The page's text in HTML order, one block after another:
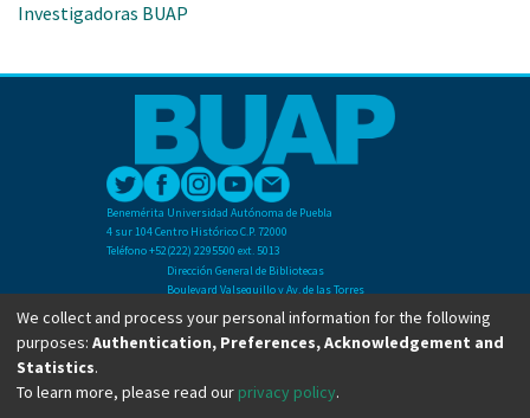
Investigadoras BUAP
Benemérita Universidad Autónoma de Puebla
4 sur 104 Centro Histórico C.P. 72000
Teléfono +52(222) 2295500 ext. 5013
Dirección General de Bibliotecas
Boulevard Valsequillo y Av. de las Torres
Ciudad Universitaria. Col. San Manuel
C.P. 72570
Teléfono +52 (222) 2295500 Ext 2901
We collect and process your personal information for the following
purposes: Authentication, Preferences, Acknowledgement and
Statistics.
To learn more, please read our privacy policy.